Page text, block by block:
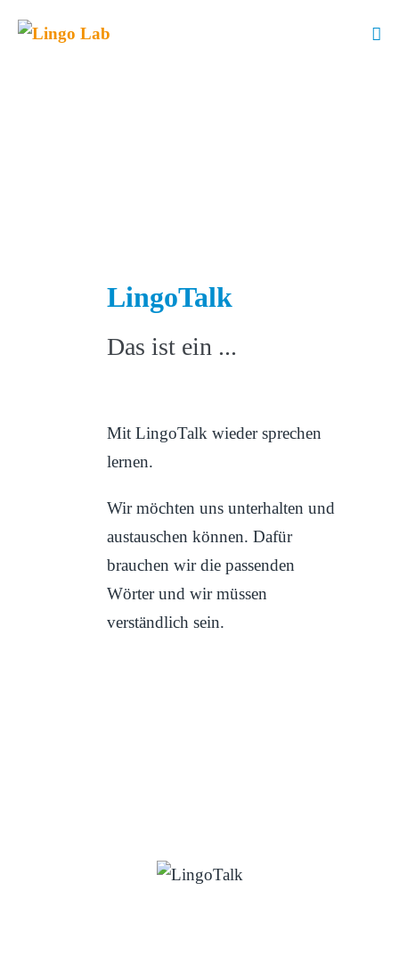
LingoTalk
Das ist ein ...
Mit LingoTalk wieder sprechen
lernen.
Wir möchten uns unterhalten und
austauschen können. Dafür
brauchen wir die passenden
Wörter und wir müssen
verständlich sein.